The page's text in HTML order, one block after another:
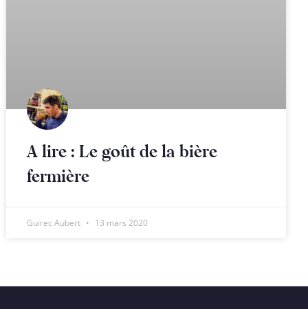
A lire : Le goût de la bière
fermière
Guirec Aubert 13 mars 2020